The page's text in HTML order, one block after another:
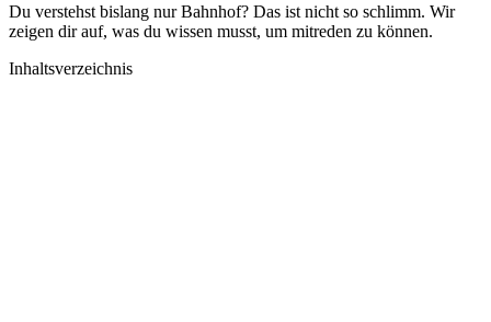
Du verstehst bislang nur Bahnhof? Das ist nicht so schlimm. Wir
zeigen dir auf, was du wissen musst, um mitreden zu können.
Inhaltsverzeichnis